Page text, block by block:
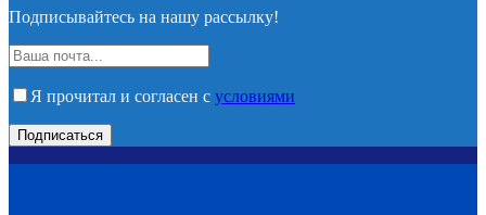
Подписывайтесь на нашу рассылку!
Я прочитал и согласен с условиями